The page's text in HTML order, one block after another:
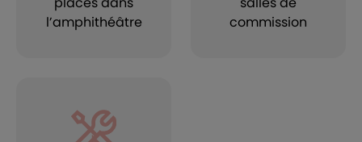
l’amphithéâtre
commission